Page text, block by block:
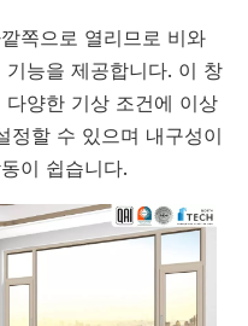
쪽으로 열리므로 비와
능을 제공합니다. 이 창
양한 기상 조건에 이상
정할 수 있으며 내구성이
이 쉽습니다.